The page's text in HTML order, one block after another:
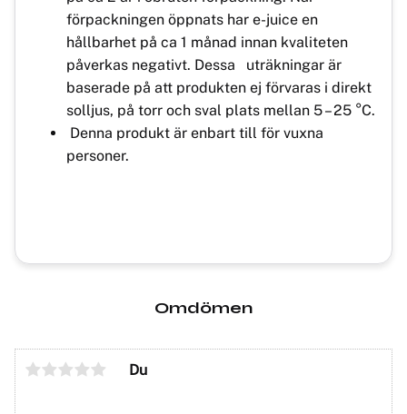
förpackningen öppnats har e-juice en
hållbarhet på ca 1 månad innan kvaliteten
påverkas negativt. Dessa uträkningar är
baserade på att produkten ej förvaras i direkt
solljus, på torr och sval plats mellan 5 – 25 °C.
Denna produkt är enbart till för vuxna
personer.
Omdömen
Du